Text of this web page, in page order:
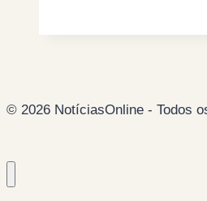
ninguém
© 2026 NotíciasOnline - Todos